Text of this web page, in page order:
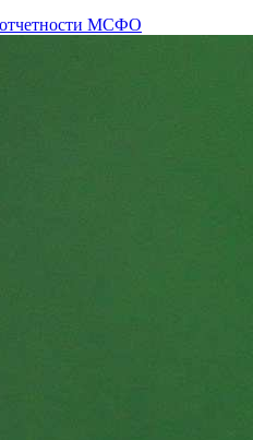
МСФО